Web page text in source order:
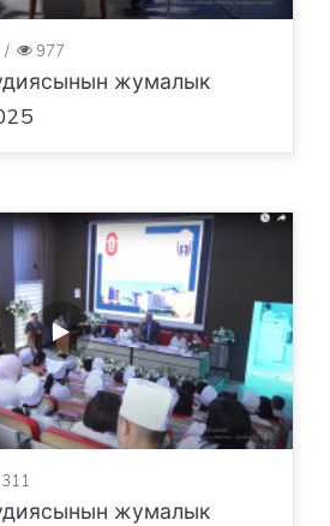
/ 977
жумалык
жумалык